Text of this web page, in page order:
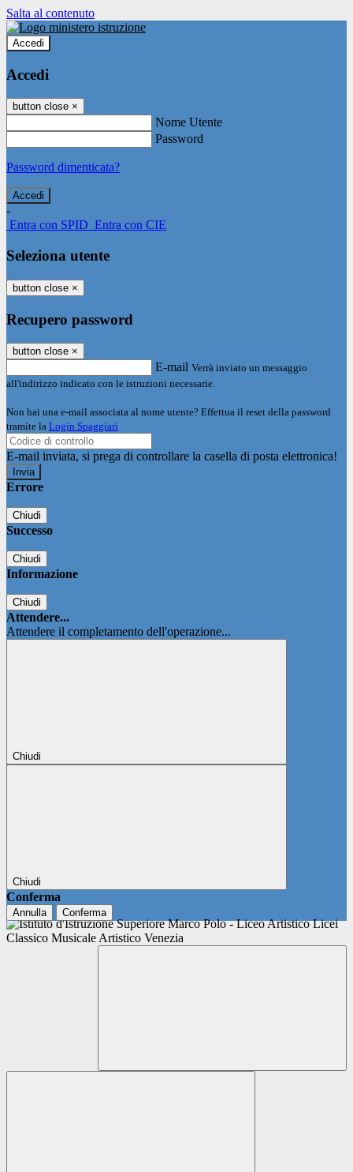
Salta al contenuto
Accedi
Accedi
button close ×
Nome Utente
Password
Password dimenticata?
-
Entra con SPID Entra con CIE
Seleziona utente
button close ×
Recupero password
button close ×
E-mail Verrà inviato un messaggio
all'indirizzo indicato con le istruzioni necessarie.
Non hai una e-mail associata al nome utente? Effettua il reset della password
tramite la Login Spaggiari
E-mail inviata, si prega di controllare la casella di posta elettronica!
Errore
Chiudi
Successo
Chiudi
Informazione
Chiudi
Attendere...
Attendere il completamento dell'operazione...
Chiudi
Chiudi
Conferma
Annulla Conferma